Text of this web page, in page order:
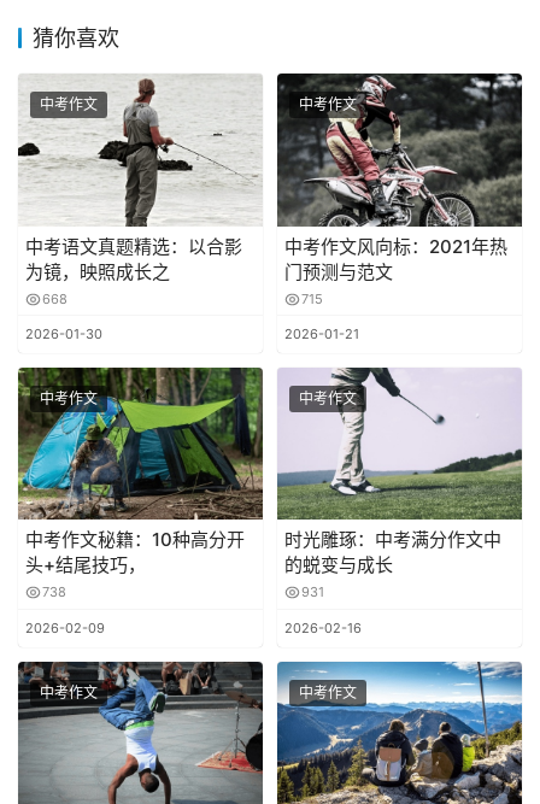
猜你喜欢
中考作文
中考语文真题精选：以合影
为镜，映照成长之
668
2026-01-30
中考作文
中考作文风向标：2021年热
门预测与范文
715
2026-01-21
中考作文
中考作文秘籍：10种高分开
头+结尾技巧，
738
2026-02-09
中考作文
时光雕琢：中考满分作文中
的蜕变与成长
931
2026-02-16
中考作文 中考作文